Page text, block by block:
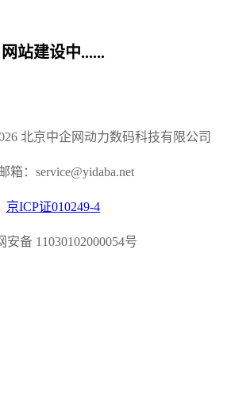
网站建设中......
北京中企网动力数码科技有限公司
箱：service@yidaba.net
京ICP证010249-4
安备 11030102000054号